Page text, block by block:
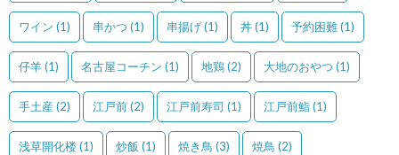
ワイン (1) 串かつ (1) 串揚げ(1) 丼(1) 予約困難(1)
仔羊(1) 名古屋コーチン (1) 地鶏(2) 大地のおやつ (1)
手土産 (2) 江戸前(2) 江戸前寿司 (1) 江戸前鮨(1)
浅草開化楼(1) 炒飯 (1) 焼き鳥 (3) 焼鳥 (2)